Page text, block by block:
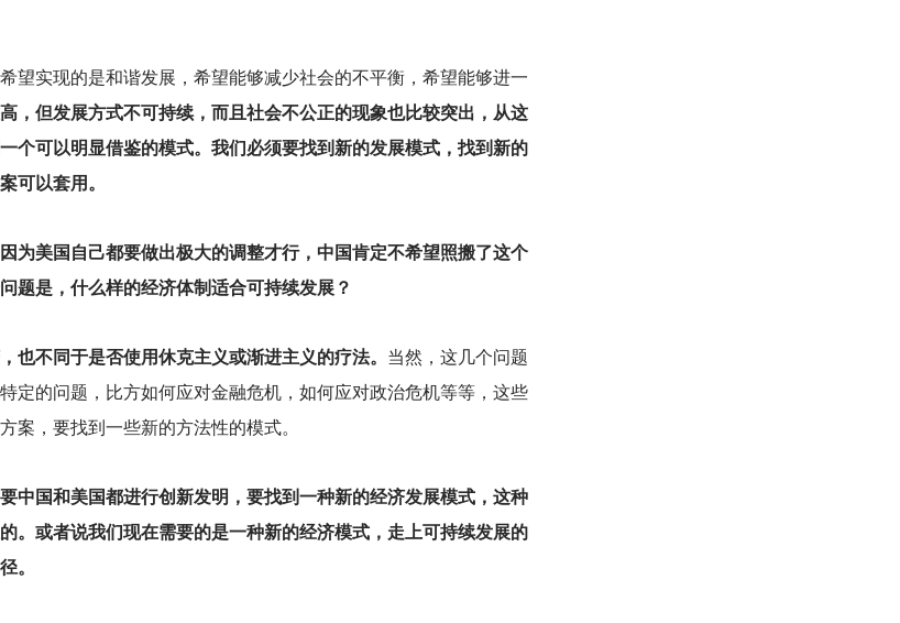
望实现的是和谐发展，希望能够减少社会的不平衡，希望能够进一
，但发展方式不可持续，而且社会不公正的现象也比较突出，从这
个可以明显借鉴的模式。我们必须要找到新的发展模式，找到新的
可以套用。
为美国自己都要做出极大的调整才行，中国肯定不希望照搬了这个
题是，什么样的经济体制适合可持续发展？
也不同于是否使用休克主义或渐进主义的疗法。 当然，这几个问题
定的问题，比方如何应对金融危机，如何应对政治危机等等，这些
案，要找到一些新的方法性的模式。
中国和美国都进行创新发明，要找到一种新的经济发展模式，这种
。或者说我们现在需要的是一种新的经济模式，走上可持续发展的
。